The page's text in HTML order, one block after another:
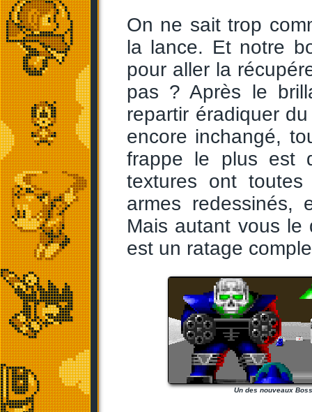
On ne sait trop
la lance. Et notre
pour aller la
pas ? Après le
repartir éradiquer
encore inchangé,
frappe le plus est
textures ont
armes redessinés,
Mais autant vous
est un ratage
Un des nouveaux